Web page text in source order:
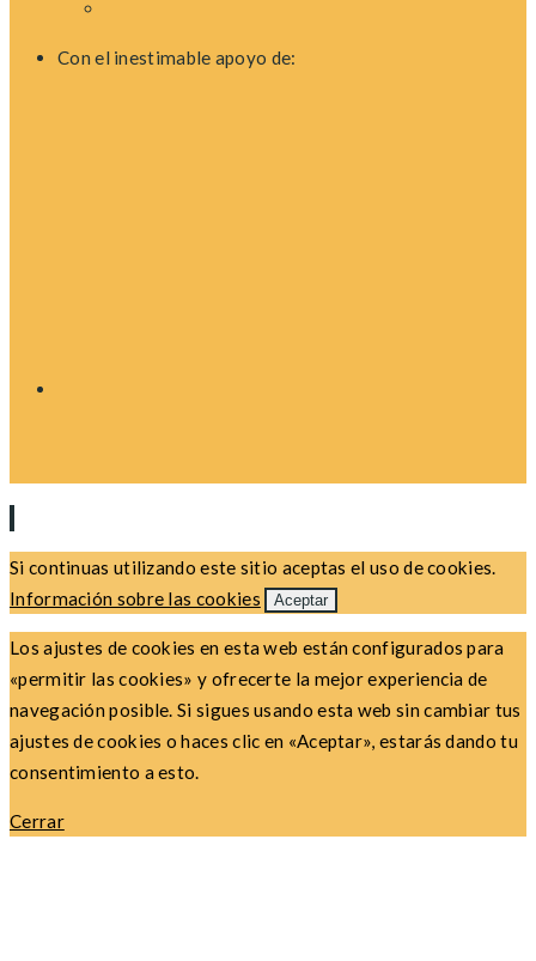
Con el inestimable apoyo de:
Si continuas utilizando este sitio aceptas el uso de cookies.
Información sobre las cookies
Aceptar
Los ajustes de cookies en esta web están configurados para
«permitir las cookies» y ofrecerte la mejor experiencia de
navegación posible. Si sigues usando esta web sin cambiar tus
ajustes de cookies o haces clic en «Aceptar», estarás dando tu
consentimiento a esto.
Cerrar